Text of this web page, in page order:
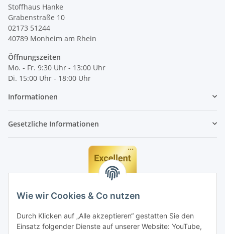
Wie wir Cookies & Co nutzen
Durch Klicken auf „Alle akzeptieren“ gestatten Sie den
Einsatz folgender Dienste auf unserer Website: YouTube,
Stoffhaus Hanke
Grabenstraße 10
02173 51244
40789 Monheim am Rhein
Öffnungszeiten
Mo. - Fr. 9:30 Uhr - 13:00 Uhr
Di. 15:00 Uhr - 18:00 Uhr
Informationen
Gesetzliche Informationen